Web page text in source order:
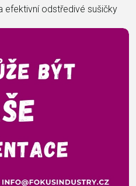
efektivní odstředivé sušičky